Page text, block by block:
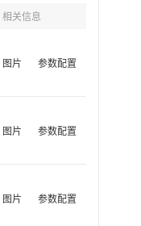
相关信息
图片 参数配置
图片 参数配置
图片 参数配置